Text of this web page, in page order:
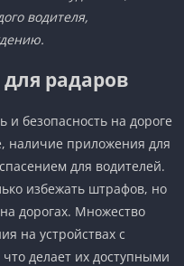
водителя,
радаров
и безопасность на дороге
наличие приложения для
для водителей.
избежать штрафов, но
дорогах. Множество
на устройствах с
делает их доступными